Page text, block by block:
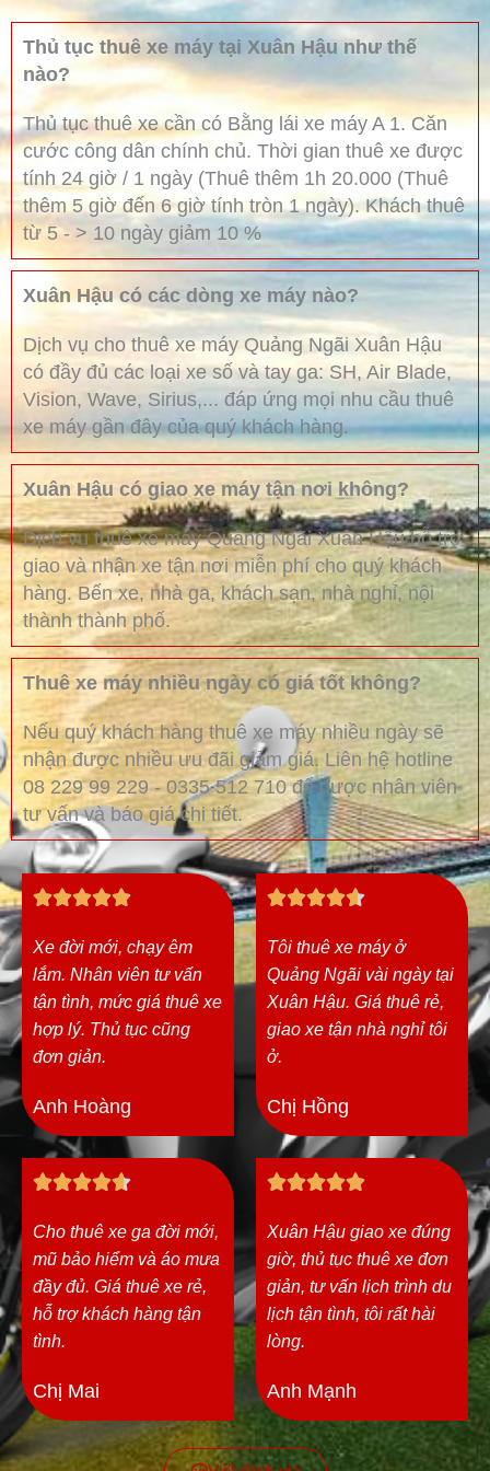
Thủ tục thuê xe máy tại Xuân Hậu như thế
nào?
Thủ tục thuê xe cần có Bằng lái xe máy A 1. Căn
cước công dân chính chủ. Thời gian thuê xe được
tính 24 giờ / 1 ngày (Thuê thêm 1h 20.000 (Thuê
thêm 5 giờ đến 6 giờ tính tròn 1 ngày). Khách thuê
từ 5 - > 10 ngày giảm 10 %
Xuân Hậu có các dòng xe máy nào?
Dịch vụ cho thuê xe máy Quảng Ngãi Xuân Hậu
có đầy đủ các loại xe số và tay ga: SH, Air Blade,
Vision, Wave, Sirius,... đáp ứng mọi nhu cầu thuê
xe máy gần đây của quý khách hàng.
Xuân Hậu có giao xe máy tận nơi không?
Dịch vụ thuê xe máy Quảng Ngãi Xuân Hậu hỗ trợ
giao và nhận xe tận nơi miễn phí cho quý khách
hàng. Bến xe, nhà ga, khách sạn, nhà nghỉ, nội
thành thành phố.
Thuê xe máy nhiều ngày có giá tốt không?
Nếu quý khách hàng thuê xe máy nhiều ngày sẽ
nhận được nhiều ưu đãi giảm giá. Liên hệ hotline
08 229 99 229 - 0335 512 710 để được nhân viên
tư vấn và báo giá chi tiết.
4
9
/
5
Xe đời mới, chạy êm
lắm. Nhân viên tư vấn
tận tình, mức giá thuê xe
hợp lý. Thủ tục cũng
đơn giản.
Anh Hoàng
4
6
/
5
Tôi thuê xe máy ở
Quảng Ngãi vài ngày tại
Xuân Hậu. Giá thuê rẻ,
giao xe tận nhà nghỉ tôi
ở.
Chị Hồng
4
6
/
5
Cho thuê xe ga đời mới,
mũ bảo hiểm và áo mưa
đầy đủ. Giá thuê xe rẻ,
hỗ trợ khách hàng tận
tình.
Chị Mai
5
5
Xuân Hậu giao xe đúng
giờ, thủ tục thuê xe đơn
giản, tư vấn lịch trình du
lịch tận tình, tôi rất hài
lòng.
Anh Mạnh